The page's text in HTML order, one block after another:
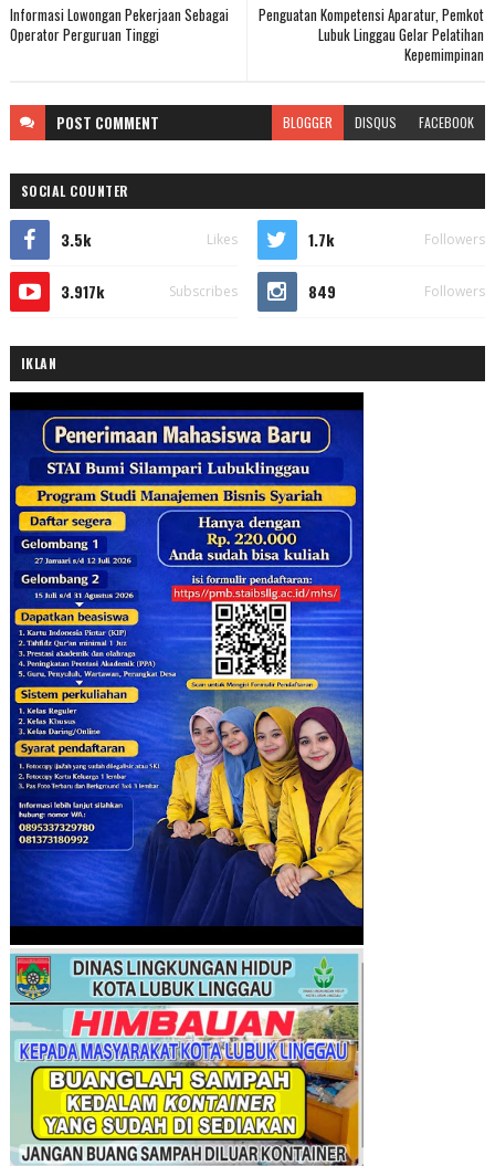
Penguatan Kompetensi Aparatur, Pemkot
Lubuk Linggau Gelar Pelatihan
Kepemimpinan
Informasi Lowongan Pekerjaan Sebagai
Operator Perguruan Tinggi
POST COMMENT BLOGGER DISQUS FACEBOOK
SOCIAL COUNTER
3.5k Likes 1.7k Followers
3.917k Subscribes 849 Followers
IKLAN